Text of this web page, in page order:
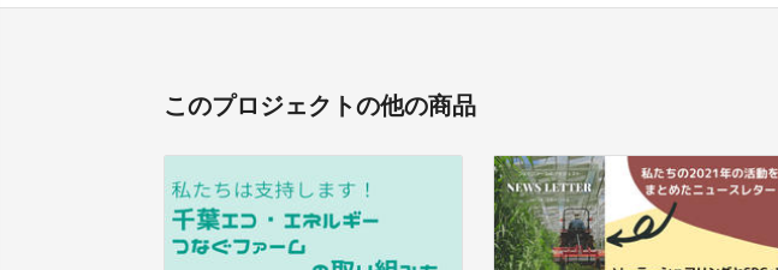
このプロジェクトの他の商品